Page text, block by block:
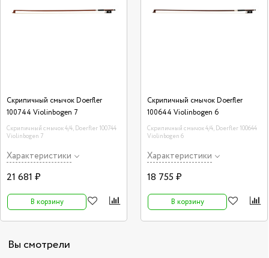
Скрипичный смычок Doerfler
100744 Violinbogen 7
Скрипичный смычок 4/4, Doerfler 100744
Violinbogen 7
Характеристики
21 681 ₽
В корзину
Скрипичный смычок Doerfler
100644 Violinbogen 6
Скрипичный смычок 4/4, Doerfler 100644
Violinbogen 6
Характеристики
18 755 ₽
В корзину
Вы смотрели